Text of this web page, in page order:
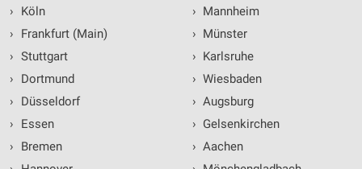
›
Köln
›
Frankfurt (Main)
› Stuttgart
›
Dortmund
›
Düsseldorf
›
Essen
›
Bremen
› Mannheim
› Münster
› Karlsruhe
› Wiesbaden
› Augsburg
› Gelsenkirchen
› Aachen